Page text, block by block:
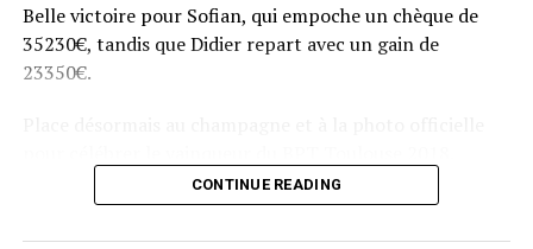
Belle victoire pour Sofian, qui empoche un chèque de
35230€, tandis que Didier repart avec un gain de
23350€.
CONTINUE READING